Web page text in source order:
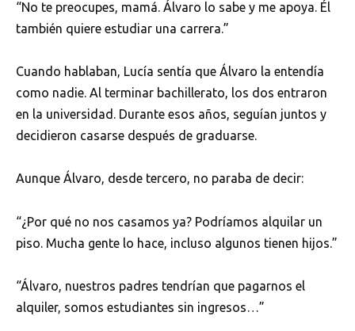
“No te preocupes, mamá. Álvaro lo sabe y me apoya. Él
también quiere estudiar una carrera.”
Cuando hablaban, Lucía sentía que Álvaro la entendía
como nadie. Al terminar bachillerato, los dos entraron
en la universidad. Durante esos años, seguían juntos y
decidieron casarse después de graduarse.
Aunque Álvaro, desde tercero, no paraba de decir:
“¿Por qué no nos casamos ya? Podríamos alquilar un
piso. Mucha gente lo hace, incluso algunos tienen hijos.”
“Álvaro, nuestros padres tendrían que pagarnos el
alquiler, somos estudiantes sin ingresos…”